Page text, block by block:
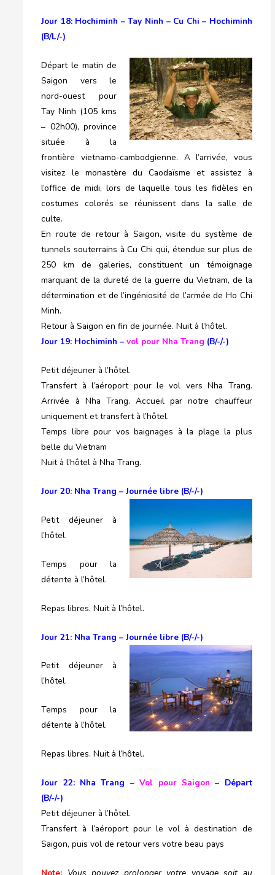
Jour 18: Hochiminh – Tay Ninh – Cu Chi – Hochiminh
(B/L/-)
Départ le matin de
Saigon vers le
nord-ouest pour
Tay Ninh (105 kms
– 02h00), province
située à la
frontière vietnamo-cambodgienne. A l’arrivée, vous
visitez le monastère du Caodaïsme et assistez à
l’office de midi, lors de laquelle tous les fidèles en
costumes colorés se réunissent dans la salle de
culte.
En route de retour à Saigon, visite du système de
tunnels souterrains à Cu Chi qui, étendue sur plus de
250 km de galeries, constituent un témoignage
marquant de la dureté de la guerre du Vietnam, de la
détermination et de l’ingéniosité de l’armée de Ho Chi
Minh.
Retour à Saigon en fin de journée. Nuit à l’hôtel.
Jour 19: Hochiminh –vol pour Nha Trang (B/-/-)
Petit déjeuner à l’hôtel.
Transfert à l’aéroport pour le vol vers Nha Trang.
Arrivée à Nha Trang. Accueil par notre chauffeur
uniquement et transfert à l’hôtel.
Temps libre pour vos baignages à la plage la plus
belle du Vietnam
Nuit à l’hôtel à Nha Trang.
Jour 20: Nha Trang – Journée libre (B/-/-)
Petit déjeuner à
l’hôtel.
Temps pour la
détente à l’hôtel.
Repas libres. Nuit à l’hôtel.
Jour 21: Nha Trang – Journée libre (B/-/-)
Petit déjeuner à
l’hôtel.
Temps pour la
détente à l’hôtel.
Repas libres. Nuit à l’hôtel.
Jour 22: Nha Trang –Vol pour Saigon – Départ
(B/-/-)
Petit déjeuner à l’hôtel.
Transfert à l’aéroport pour le vol à destination de
Saigon, puis vol de retour vers votre beau pays